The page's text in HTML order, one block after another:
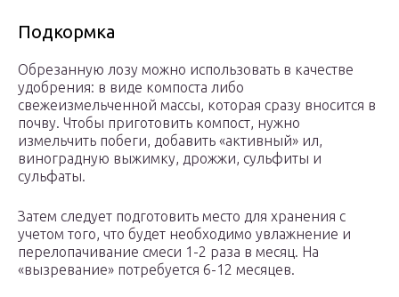
Подкормка
Обрезанную лозу можно использовать в качестве
удобрения: в виде компоста либо
свежеизмельченной массы, которая сразу вносится в
почву. Чтобы приготовить компост, нужно
измельчить побеги, добавить «активный» ил,
виноградную выжимку, дрожжи, сульфиты и
сульфаты.
Затем следует подготовить место для хранения с
учетом того, что будет необходимо увлажнение и
перелопачивание смеси 1-2 раза в месяц. На
«вызревание» потребуется 6-12 месяцев.